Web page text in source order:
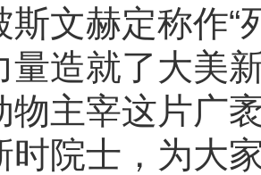
斯文赫定称作“
量造就了大美
物主宰这片广
时院士，为大